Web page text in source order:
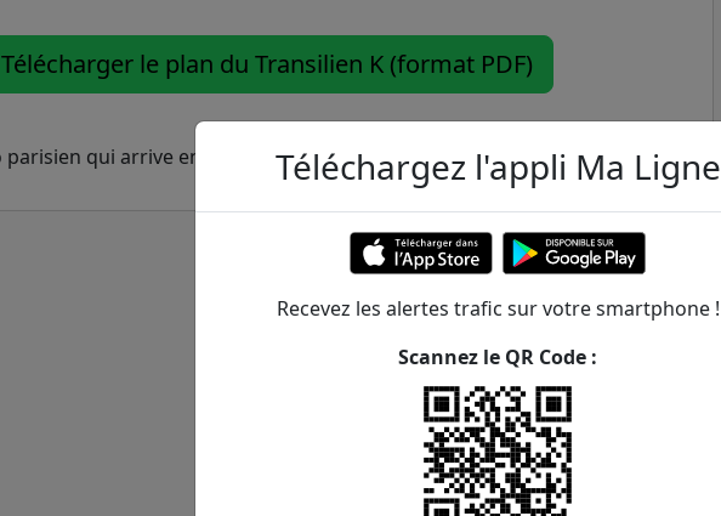
Télécharger le plan du Transilien K (format PDF)
Téléchargez l'appli Ma Ligne
Recevez les alertes trafic sur votre smartphone !
Scannez le QR Code :